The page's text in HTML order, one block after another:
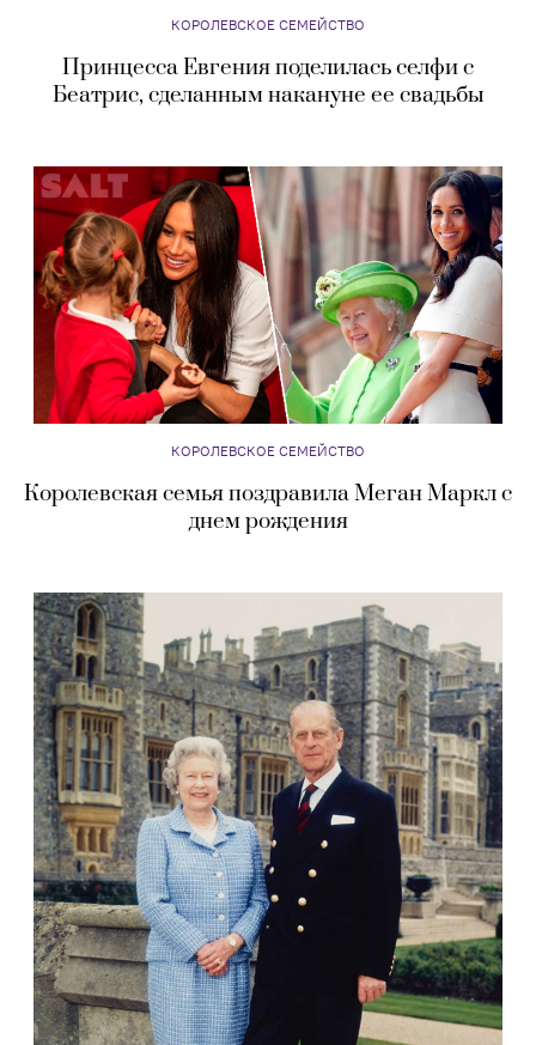
КОРОЛЕВСКОЕ СЕМЕЙСТВО
Принцесса Евгения поделилась селфи с
Беатрис, сделанным накануне ее свадьбы
КОРОЛЕВСКОЕ СЕМЕЙСТВО
Королевская семья поздравила Меган Маркл с
днем рождения